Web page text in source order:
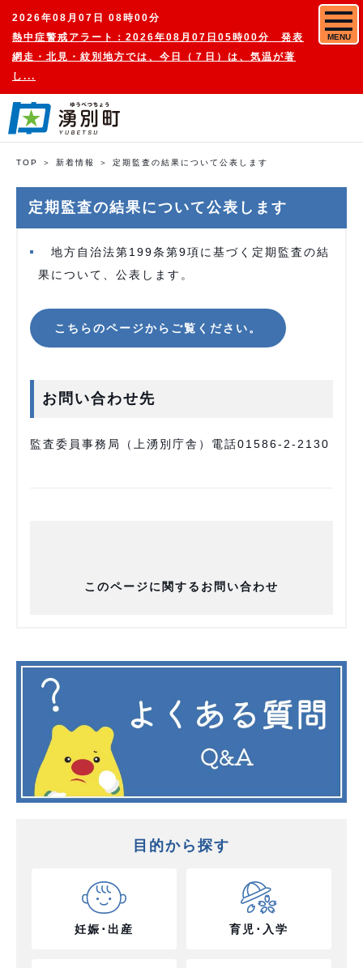
2026年08月07日 08時00分
熱中症警戒アラート：2026年08月07日05時00分 発表
網走・北見・紋別地方では、今日（７日）は、気温が著
し...
MENU
TOP 新着情報 定期監査の結果について公表します
定期監査の結果について公表します
地方自治法第199条第9項に基づく定期監査の結
果について、公表します。
こちらのページからご覧ください。
お問い合わせ先
監査委員事務局（上湧別庁舎）電話01586-2-2130
このページに関するお問い合わせ
目的から探す
妊娠･出産 育児･入学